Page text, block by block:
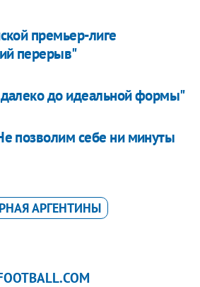
премьер-лиге
перерыв"
до идеальной формы"
позволим себе ни минуты
АРГЕНТИНЫ